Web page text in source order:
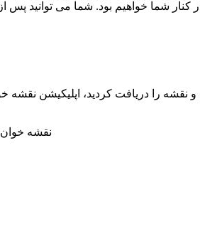
نقشه را دریافت کردید، اپلیکیشن نقشه